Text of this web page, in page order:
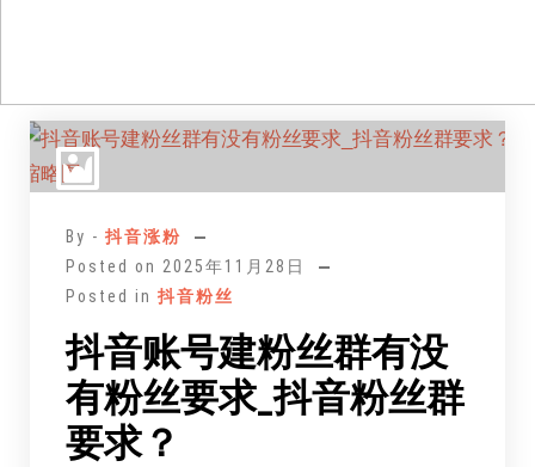
By - 抖音涨粉
Posted on 2025年11月28日
Posted in 抖音粉丝
抖音账号建粉丝群有没
有粉丝要求_抖音粉丝群
要求？